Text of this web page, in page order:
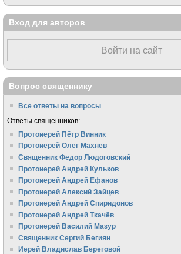
Вход для авторов
Войти на сайт
Вопрос священнику
Все ответы на вопросы
Ответы священников:
Протоиерей Пётр Винник
Протоиерей Олег Махнёв
Священник Федор Людоговский
Протоиерей Андрей Кульков
Протоиерей Андрей Ефанов
Протоиерей Алексий Зайцев
Протоиерей Андрей Спиридонов
Протоиерей Андрей Ткачёв
Протоиерей Василий Мазур
Священник Сергий Бегиян
Иерей Владислав Береговой